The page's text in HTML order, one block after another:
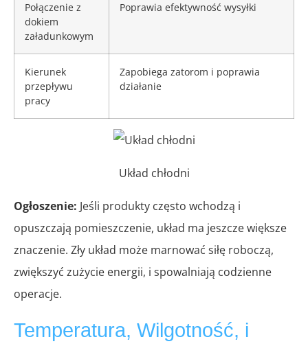
Połączenie z
dokiem
załadunkowym
Poprawia efektywność wysyłki
Kierunek
przepływu
pracy
Zapobiega zatorom i poprawia
działanie
Układ chłodni
Ogłoszenie: Jeśli produkty często wchodzą i
opuszczają pomieszczenie, układ ma jeszcze większe
znaczenie. Zły układ może marnować siłę roboczą,
zwiększyć zużycie energii, i spowalniają codzienne
operacje.
Temperatura, Wilgotność, i